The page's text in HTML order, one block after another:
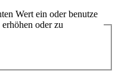
Wert ein oder benutze
oder zu